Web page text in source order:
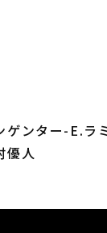
ンター-E.ラ
優人